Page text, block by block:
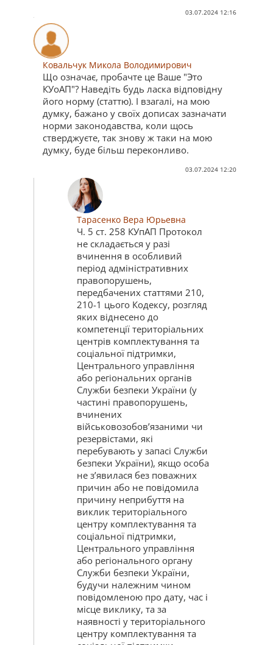
03.07.2024 12:16
Ковальчук Микола Володимирович
Що означає, пробачте це Ваше "Это
КУоАП"? Наведіть будь ласка відповідну
його норму (статтю). І взагалі, на мою
думку, бажано у своїх дописах зазначати
норми законодавства, коли щось
стверджуєте, так знову ж таки на мою
думку, буде більш переконливо.
03.07.2024 12:20
Тарасенко Вера Юрьевна
Ч. 5 ст. 258 КУпАП Протокол
не складається у разі
вчинення в особливий
період адміністративних
правопорушень,
передбачених статтями 210,
210-1 цього Кодексу, розгляд
яких віднесено до
компетенції територіальних
центрів комплектування та
соціальної підтримки,
Центрального управління
або регіональних органів
Служби безпеки України (у
частині правопорушень,
вчинених
військовозобов’язаними чи
резервістами, які
перебувають у запасі Служби
безпеки України), якщо особа
не з’явилася без поважних
причин або не повідомила
причину неприбуття на
виклик територіального
центру комплектування та
соціальної підтримки,
Центрального управління
або регіонального органу
Служби безпеки України,
будучи належним чином
повідомленою про дату, час і
місце виклику, та за
наявності у територіального
центру комплектування та